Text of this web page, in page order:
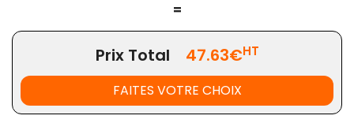
=
Prix Total 47.63€HT
FAITES VOTRE CHOIX